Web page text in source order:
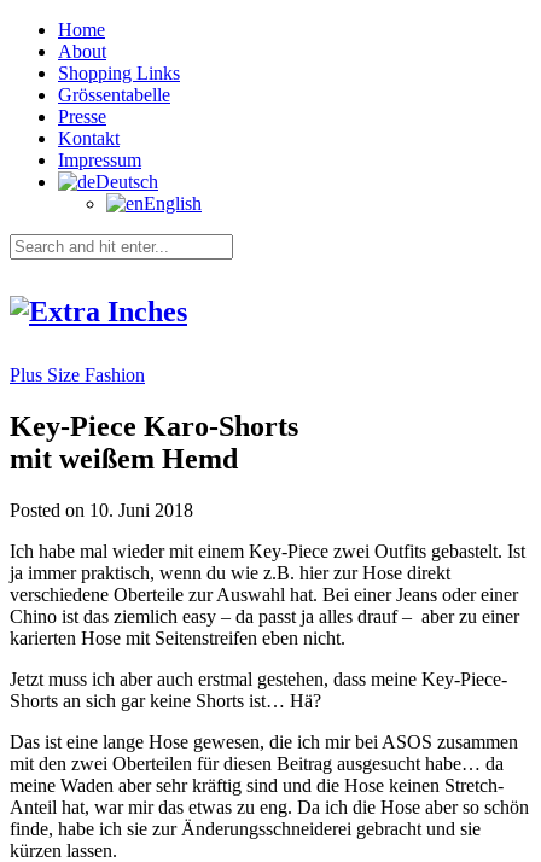
Home
About
Shopping Links
Grössentabelle
Presse
Kontakt
Impressum
Deutsch
English
Plus Size Fashion
Key-Piece Karo-Shorts
mit weißem Hemd
Posted on 10. Juni 2018
Ich habe mal wieder mit einem Key-Piece zwei Outfits gebastelt. Ist
ja immer praktisch, wenn du wie z.B. hier zur Hose direkt
verschiedene Oberteile zur Auswahl hat. Bei einer Jeans oder einer
Chino ist das ziemlich easy – da passt ja alles drauf – aber zu einer
karierten Hose mit Seitenstreifen eben nicht.
Jetzt muss ich aber auch erstmal gestehen, dass meine Key-Piece-
Shorts an sich gar keine Shorts ist… Hä?
Das ist eine lange Hose gewesen, die ich mir bei ASOS zusammen
mit den zwei Oberteilen für diesen Beitrag ausgesucht habe… da
meine Waden aber sehr kräftig sind und die Hose keinen Stretch-
Anteil hat, war mir das etwas zu eng. Da ich die Hose aber so schön
finde, habe ich sie zur Änderungsschneiderei gebracht und sie
kürzen lassen.